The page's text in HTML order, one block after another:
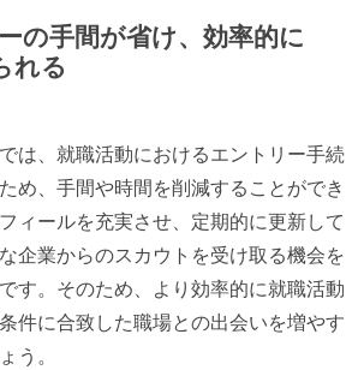
の手間が省け、効率的に
れる
は、就職活動におけるエントリー手続
め、手間や時間を削減することができ
ィールを充実させ、定期的に更新して
企業からのスカウトを受け取る機会を
す。そのため、より効率的に就職活動
件に合致した職場との出会いを増やす
う。